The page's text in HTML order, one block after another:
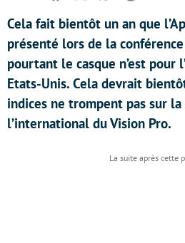
Cela fait bientôt un an que
présenté lors de la
pourtant le casque n’est pour
Etats-Unis. Cela devrait
indices ne trompent pas sur
l’international du Vision Pro.